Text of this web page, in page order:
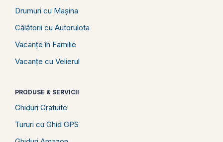
Drumuri cu Mașina
Călătorii cu Autorulota
Vacanțe în Familie
Vacanțe cu Velierul
PRODUSE & SERVICII
Ghiduri Gratuite
Tururi cu Ghid GPS